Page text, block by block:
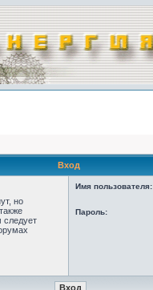
Вход
но
следует
Имя пользователя:
Пароль: